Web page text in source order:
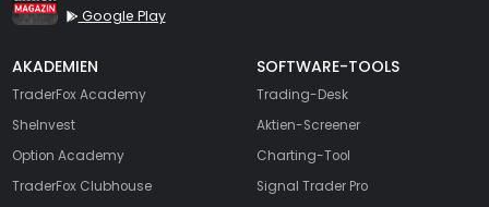
Google Play
AKADEMIEN
TraderFox Academy
SheInvest
Option Academy
TraderFox Clubhouse
SOFTWARE-TOOLS
Trading-Desk
Aktien-Screener
Charting-Tool
Signal Trader Pro